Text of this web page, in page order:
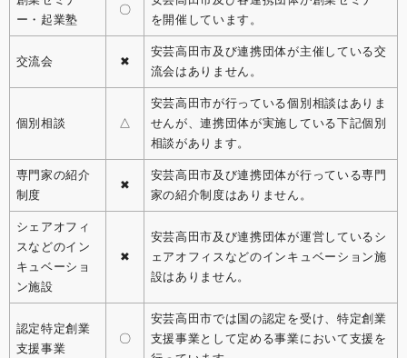
ー・起業塾
〇
を開催しています。
交流会 ✖
安芸高田市及び連携団体が主催している交
流会はありません。
個別相談 △
安芸高田市が行っている個別相談はありま
せんが、連携団体が実施している下記個別
相談があります。
専門家の紹介
制度
✖
安芸高田市及び連携団体が行っている専門
家の紹介制度はありません。
シェアオフィ
スなどのイン
キュベーショ
ン施設
✖
安芸高田市及び連携団体が運営しているシ
ェアオフィスなどのインキュベーション施
設はありません。
認定特定創業
支援事業
〇
安芸高田市では国の認定を受け、特定創業
支援事業として定める事業において支援を